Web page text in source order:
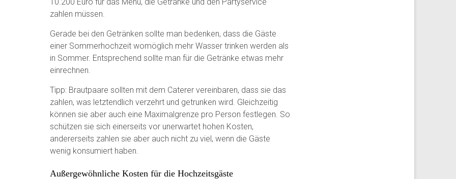
zahlen müssen.
Gerade bei den Getränken sollte man bedenken, dass die Gäste
einer Sommerhochzeit womöglich mehr Wasser trinken werden als
in Sommer. Entsprechend sollte man für die Getränke etwas mehr
einrechnen.
Tipp: Brautpaare sollten mit dem Caterer vereinbaren, dass sie das
zahlen, was letztendlich verzehrt und getrunken wird. Gleichzeitig
können sie aber auch eine Maximalgrenze pro Person festlegen. So
schützen sie sich einerseits vor unerwartet hohen Kosten,
andererseits zahlen sie aber auch nicht zu viel, wenn die Gäste
wenig konsumiert haben.
Außergewöhnliche Kosten für die Hochzeitsgäste